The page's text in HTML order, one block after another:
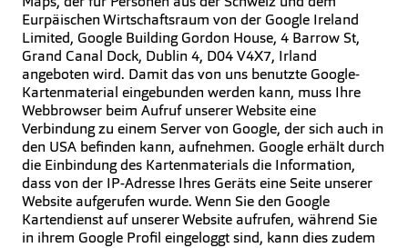
Eurpäischen Wirtschaftsraum von der Google Ireland
Limited, Google Building Gordon House, 4 Barrow St,
Grand Canal Dock, Dublin 4, D04 V4X7, Irland
angeboten wird. Damit das von uns benutzte Google-
Kartenmaterial eingebunden werden kann, muss Ihre
Webbrowser beim Aufruf unserer Website eine
Verbindung zu einem Server von Google, der sich auch in
den USA befinden kann, aufnehmen. Google erhält durch
die Einbindung des Kartenmaterials die Information,
dass von der IP-Adresse Ihres Geräts eine Seite unserer
Website aufgerufen wurde. Wenn Sie den Google
Kartendienst auf unserer Website aufrufen, während Sie
in ihrem Google Profil eingeloggt sind, kann dies zudem